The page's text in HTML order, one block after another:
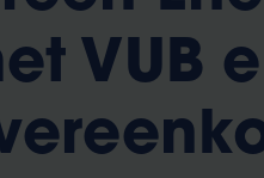
VUB